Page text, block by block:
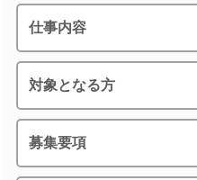
仕事内容
対象となる方
募集要項